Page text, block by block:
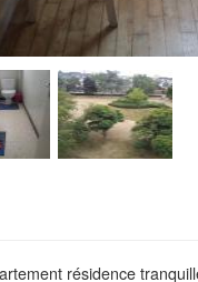
résidence